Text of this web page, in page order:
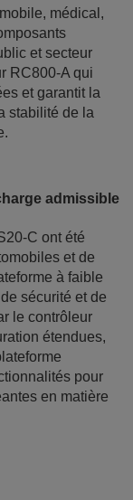
médical,
et secteur
RC800‑A qui
et garantit la
stabilité de la
admissible
ont été
et de
à faible
sécurité et de
le contrôleur
étendues,
pour
en matière